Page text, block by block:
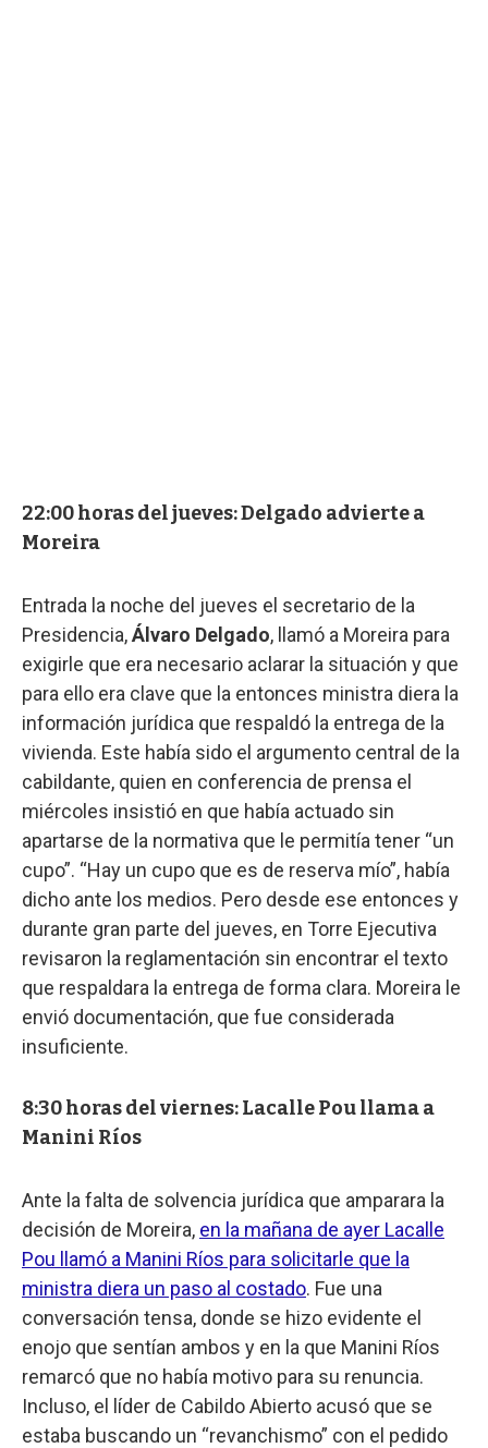
22:00 horas del jueves: Delgado advierte a
Moreira
Entrada la noche del jueves el secretario de la
Presidencia,Álvaro Delgado, llamó a Moreira para
exigirle que era necesario aclarar la situación y que
para ello era clave que la entonces ministra diera la
información jurídica que respaldó la entrega de la
vivienda. Este había sido el argumento central de la
cabildante, quien en conferencia de prensa el
miércoles insistió en que había actuado sin
apartarse de la normativa que le permitía tener “un
cupo”. “Hay un cupo que es de reserva mío”, había
dicho ante los medios. Pero desde ese entonces y
durante gran parte del jueves, en Torre Ejecutiva
revisaron la reglamentación sin encontrar el texto
que respaldara la entrega de forma clara. Moreira le
envió documentación, que fue considerada
insuficiente.
8:30 horas del viernes: Lacalle Pou llama a
Manini Ríos
Ante la falta de solvencia jurídica que amparara la
decisión de Moreira, en la mañana de ayer Lacalle
Pou llamó a Manini Ríos para solicitarle que la
ministra diera un paso al costado. Fue una
conversación tensa, donde se hizo evidente el
enojo que sentían ambos y en la que Manini Ríos
remarcó que no había motivo para su renuncia.
Incluso, el líder de Cabildo Abierto acusó que se
estaba buscando un “revanchismo” con el pedido